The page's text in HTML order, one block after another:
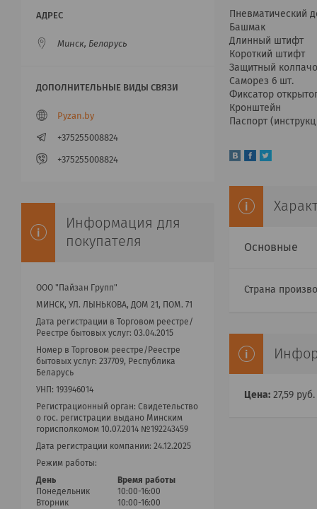
Пневматический
Башмак
Длинный штифт
Короткий штифт
Защитный
Саморез 6 шт.
Фиксатор
Кронштейн
Паспорт
Основные
Страна
Цена: 27,59 руб.
Минск, Беларусь
Pyzan.by
+375255008824
+375255008824
Информация для
покупателя
ООО "Пайзан Групп"
МИНСК, УЛ. ЛЫНЬКОВА, ДОМ 21, ПОМ. 71
Дата регистрации в Торговом реестре/
Реестре бытовых услуг: 03.04.2015
Номер в Торговом реестре/Реестре
бытовых услуг: 237709, Республика
Беларусь
УНП: 193946014
Регистрационный орган: Cвидетельство
о гос. регистрации выдано Минским
горисполкомом 10.07.2014 №192243459
Дата регистрации компании: 24.12.2025
Режим работы:
День
Время работы
Понедельник
10:00-16:00
Вторник
10:00-16:00